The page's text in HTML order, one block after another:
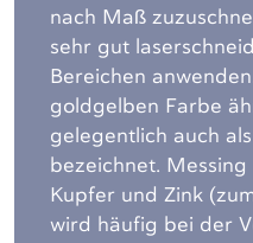
nach Maß
sehr gut
Bereichen
goldgelben Farbe
gelegentlich auch
bezeichnet.
Kupfer und Zink
wird häufig bei der